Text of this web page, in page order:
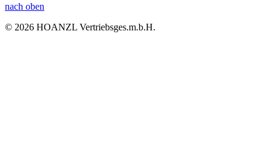
nach oben
© 2026 HOANZL Vertriebsges.m.b.H.